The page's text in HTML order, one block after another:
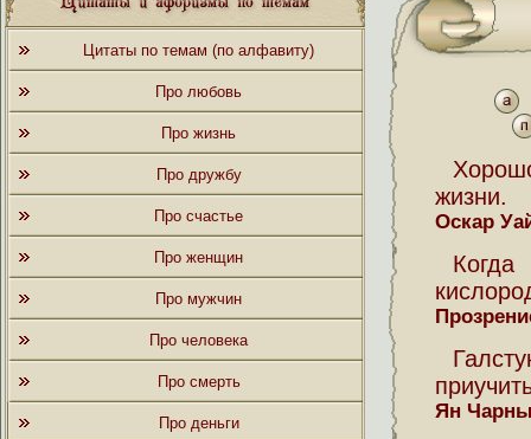
Цитаты по темам (по алфавиту)
Про любовь
Про жизнь
Про дружбу
Про счастье
Про женщин
Про мужчин
Про человека
Про смерть
Про деньги
жизни.
Оскар
Когда
Ян